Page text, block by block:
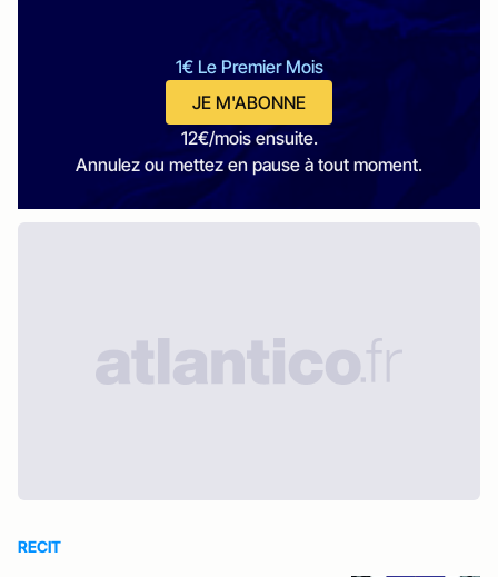
1€ Le Premier Mois
JE M'ABONNE
12€/mois ensuite.
Annulez ou mettez en pause à tout moment.
RECIT